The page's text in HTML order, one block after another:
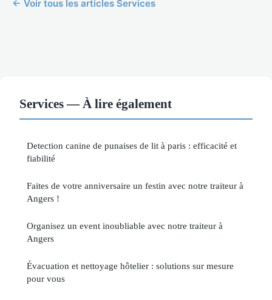
← Voir tous les articles Services
Services — À lire également
Detection canine de punaises de lit à paris : efficacité et
fiabilité
Faites de votre anniversaire un festin avec notre traiteur à
Angers !
Organisez un event inoubliable avec notre traiteur à
Angers
Évacuation et nettoyage hôtelier : solutions sur mesure
pour vous